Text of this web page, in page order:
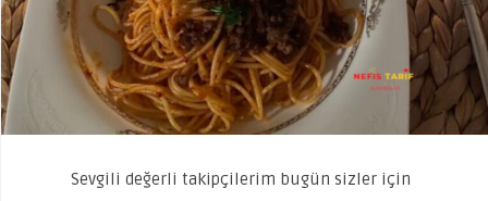
Sevgili değerli takipçilerim bugün sizler için